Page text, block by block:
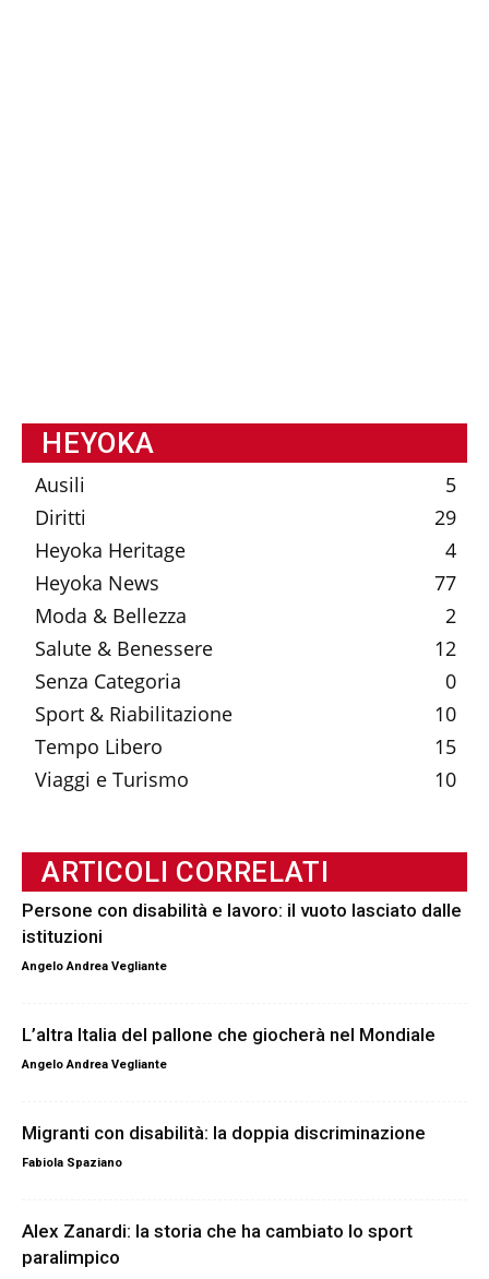
HEYOKA
Ausili
5
Diritti
29
Heyoka Heritage
4
Heyoka News
77
Moda & Bellezza
2
Salute & Benessere
12
Senza Categoria
0
Sport & Riabilitazione
10
Tempo Libero
15
Viaggi e Turismo
10
ARTICOLI CORRELATI
Persone con disabilità e lavoro: il vuoto lasciato dalle
istituzioni
Angelo Andrea Vegliante
L’altra Italia del pallone che giocherà nel Mondiale
Angelo Andrea Vegliante
Migranti con disabilità: la doppia discriminazione
Fabiola Spaziano
Alex Zanardi: la storia che ha cambiato lo sport
paralimpico